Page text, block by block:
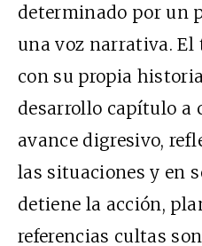
determinado por un
una voz narrativa.
con su propia
desarrollo capítulo a
avance digresivo,
las situaciones y en
detiene la acción,
referencias cultas